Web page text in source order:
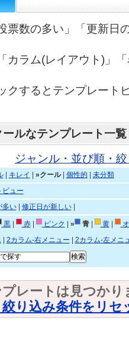
票数の多い」「更新日
カラム(レイアウト)」
クするとテンプレート
ールなテンプレート一覧
ジャンル・並び順・
| キレイ »クール| 個性的
未分類
ビュー
多い| 修正日が新しい|
黒| 赤| ピンク » 青| 黄|
2カラム-右メニュー
2カラム-左メニ
レートは見つかり
り込み条件をリセ